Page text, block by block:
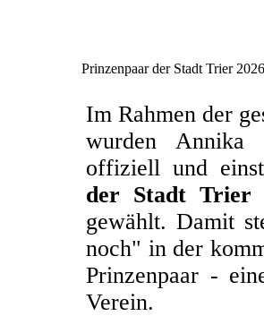
Prinzenpaar der Stadt Trier
Im Rahmen der
wurden
offiziell und
der Stadt Trier
gewählt. Damit
noch" in der
Prinzenpaar -
Verein.